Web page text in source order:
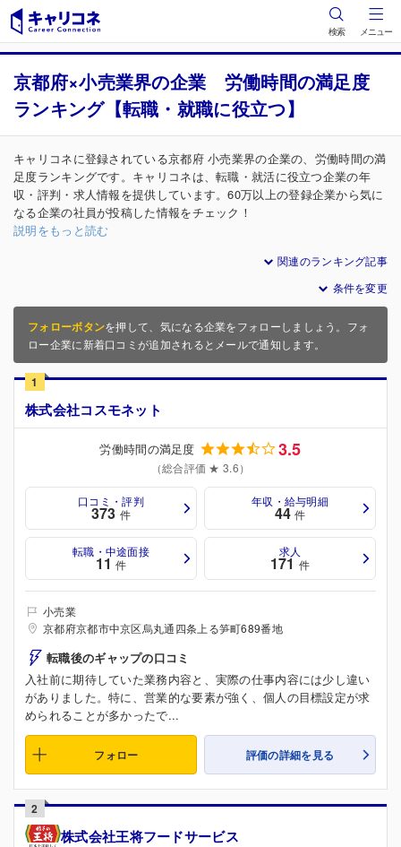
検索 メニュー
京都府×小売業界の企業 労働時間の満足度
ランキング【転職・就職に役立つ】
キャリコネに登録されている京都府 小売業界の企業の、労働時間の満
足度ランキングです。キャリコネは、転職・就活に役立つ企業の年
収・評判・求人情報を提供しています。60万以上の登録企業から気に
なる企業の社員が投稿した情報をチェック！
説明をもっと読む
関連のランキング記事
条件を変更
フォローボタンを押して、気になる企業をフォローしましょう。フォ
ロー企業に新着口コミが追加されるとメールで通知します。
1
株式会社コスモネット
労働時間の満足度 3.5
（総合評価 ★ 3.6）
口コミ・評判
373 件
年収・給与明細
44 件
転職・中途面接
11 件
求人
171 件
小売業
京都府京都市中京区烏丸通四条上る笋町689番地
転職後のギャップの口コミ
入社前に期待していた業務内容と、実際の仕事内容には少し違い
がありました。特に、営業的な要素が強く、個人の目標設定が求
められることが多かったで...
フォロー 評価の詳細を見る
2
株式会社王将フードサービス